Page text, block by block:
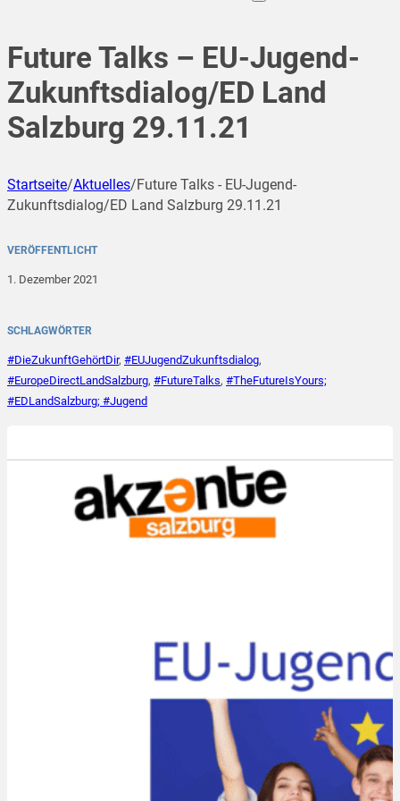
Future Talks – EU-Jugend-
Zukunftsdialog/ED Land
Salzburg 29.11.21
Startseite/Aktuelles/Future Talks - EU-Jugend-
Zukunftsdialog/ED Land Salzburg 29.11.21
VERÖFFENTLICHT
1. Dezember 2021
SCHLAGWÖRTER
#DieZukunftGehörtDir, #EUJugendZukunftsdialog,
#EuropeDirectLandSalzburg, #FutureTalks, #TheFutureIsYours;
#EDLandSalzburg; #Jugend